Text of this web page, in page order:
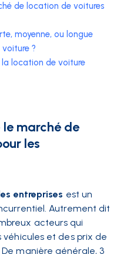
de location de voitures
moyenne, ou longue
?
location de voiture
marché de
les
entreprises est un
Autrement dit
acteurs qui
et des prix de
manière générale, 3